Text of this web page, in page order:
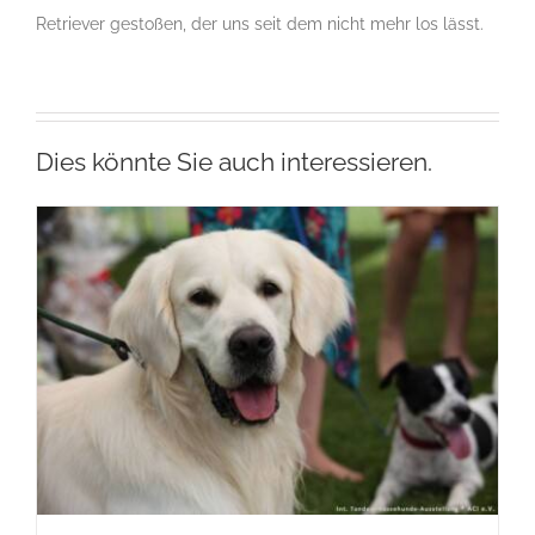
Retriever gestoßen, der uns seit dem nicht mehr los lässt.
Dies könnte Sie auch interessieren.